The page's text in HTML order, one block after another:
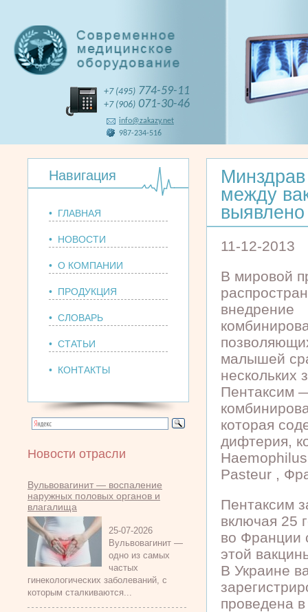
+7 (495) 774-59-11
+7 (906) 071-30-46
info@zakazy.net
987-234-516
Навигация
• ГЛАВНАЯ
• НОВОСТИ
• О КОМПАНИИ
• ПРОДУКЦИЯ
• СЛОВАРЬ
• СТАТЬИ
• КОНТАКТЫ
Новости отрасли
Вульвовагинит — воспаление
наружных половых органов и
влагалища
25-07-2026
Вульвовагинит —
одно из самых
частых
гинекологических заболеваний, с
которым сталкиваются...
между
выявлено
11-12-2013
В мировой
внедрение
малышей
нескольких
Пентаксим
которая
дифтерия,
Pasteur ,
Пентаксим
включая 25
во Франции
этой
В Украине
проведена